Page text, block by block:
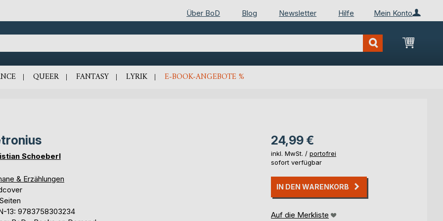
Mein Konto
Über BoD Blog Newsletter Hilfe
Mein
QUEER FANTASY LYRIK E-BOOK-ANGEBOTE %
Schoeberl
& Erzählungen
13: 9783758303234
24,99 €
inkl. MwSt. / portofrei
sofort verfügbar
IN DEN WARENKORB
Auf die Merkliste